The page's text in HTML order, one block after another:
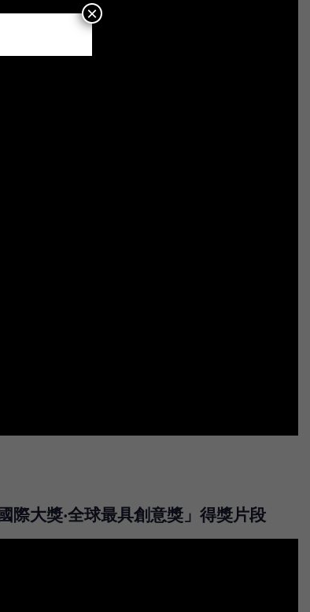
際大獎‧全球最具創意獎」得獎片段
×